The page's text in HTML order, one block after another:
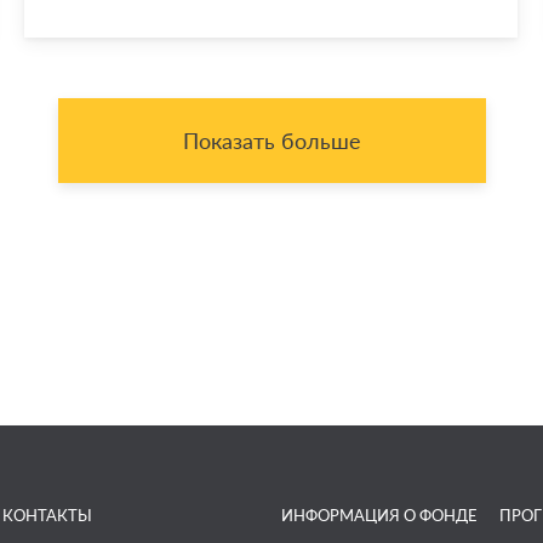
Показать больше
КОНТАКТЫ ИНФОРМАЦИЯ О ФОНДЕ